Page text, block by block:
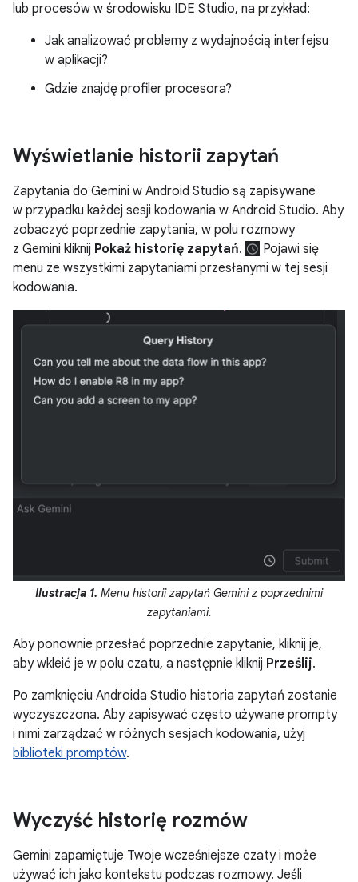
lub procesów w środowisku IDE Studio, na przykład:
Jak analizować problemy z wydajnością interfejsu
w aplikacji?
Gdzie znajdę profiler procesora?
Wyświetlanie historii zapytań
Zapytania do Gemini w Android Studio są zapisywane
w przypadku każdej sesji kodowania w Android Studio. Aby
zobaczyć poprzednie zapytania, w polu rozmowy
z Gemini kliknij Pokaż historię zapytań.
Pojawi się
menu ze wszystkimi zapytaniami przesłanymi w tej sesji
kodowania.
Ilustracja 1. Menu historii zapytań Gemini z poprzednimi
zapytaniami.
Aby ponownie przesłać poprzednie zapytanie, kliknij je,
aby wkleić je w polu czatu, a następnie kliknij Prześlij.
Po zamknięciu Androida Studio historia zapytań zostanie
wyczyszczona. Aby zapisywać często używane prompty
i nimi zarządzać w różnych sesjach kodowania, użyj
biblioteki promptów.
Wyczyść historię rozmów
Gemini zapamiętuje Twoje wcześniejsze czaty i może
używać ich jako kontekstu podczas rozmowy. Jeśli